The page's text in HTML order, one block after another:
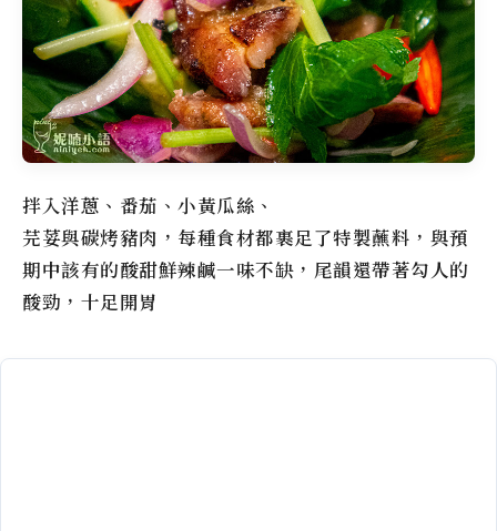
拌入洋蔥、番茄、小黃瓜絲、
芫荽與碳烤豬肉，每種食材都裹足了特製蘸料，與預
期中該有的酸甜鮮辣鹹一味不缺，尾韻還帶著勾人的
酸勁，十足開胃